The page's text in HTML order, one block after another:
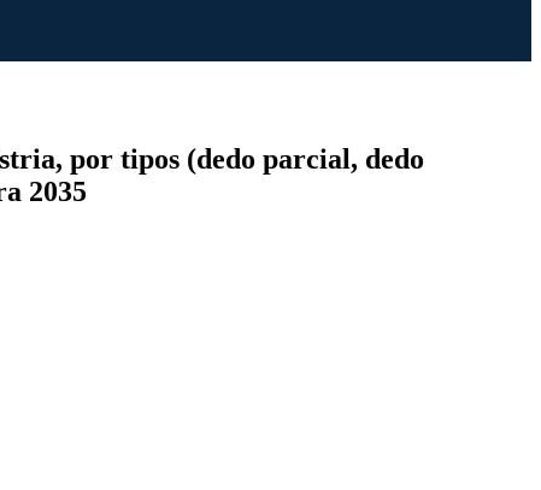
por tipos (dedo parcial, dedo
2035